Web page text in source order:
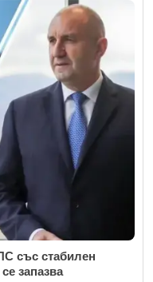
със стабилен
запазва